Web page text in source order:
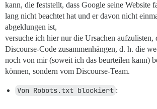
kann, die feststellt, dass Google seine Website
lang nicht beachtet hat und er davon nicht
abgeklungen ist,
versuche ich hier nur die Ursachen aufzulisten,
Discourse-Code zusammenhängen, d. h. die
noch von mir (soweit ich das beurteilen kann)
können, sondern vom Discourse-Team.
Von Robots.txt blockiert :